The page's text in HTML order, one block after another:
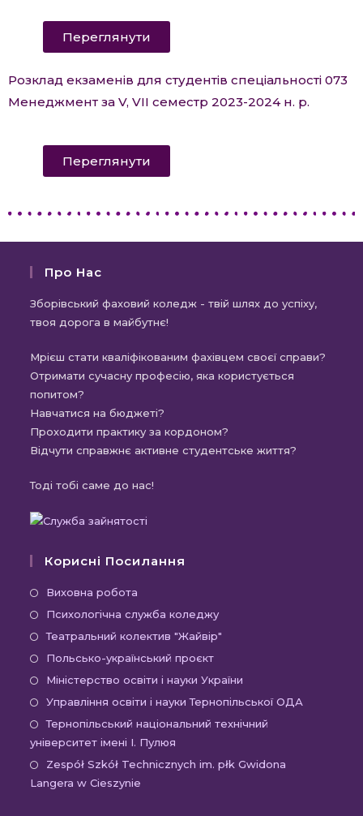
Переглянути
Розклад екзаменів для студентів спеціальності 073
Менеджмент за V, VII семестр 2023-2024 н. р.
Переглянути
Про Нас
Зборівський фаховий коледж - твій шлях до успіху,
твоя дорога в майбутнє!
Мрієш стати кваліфікованим фахівцем своєї справи?
Отримати сучасну професію, яка користується
попитом?
Навчатися на бюджеті?
Проходити практику за кордоном?
Відчути справжнє активне студентське життя?
Тоді тобі саме до нас!
Корисні Посилання
Виховна робота
Психологічна служба коледжу
Театральний колектив "Жайвір"
Польсько-український проєкт
Міністерство освіти і науки України
Управління освіти і науки Тернопільської ОДА
Тернопільський національний технічний
університет імені І. Пулюя
Zespół Szkół Technicznych im. płk Gwidona
Langera w Cieszynie